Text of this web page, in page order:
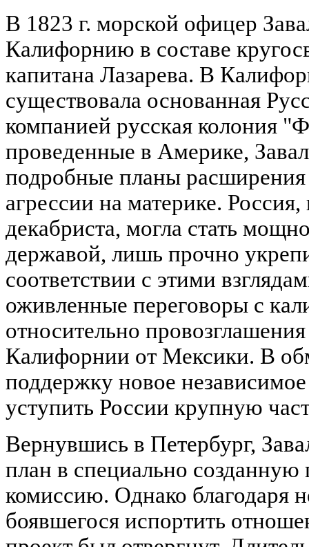
В 1823 г. морской офицер
Калифорнию в составе
капитана Лазарева. В
существовала основанная
компанией русская колония
проведенные в Америке,
подробные планы расширения
агрессии на материке.
декабриста, могла стать
державой, лишь прочно
соответствии с этими
оживленные переговоры с
относительно
Калифорнии от Мексики. В
поддержку новое
уступить России крупную
Вернувшись в Петербург,
план в специально созданную
комиссию. Однако благодаря
боявшегося испортить